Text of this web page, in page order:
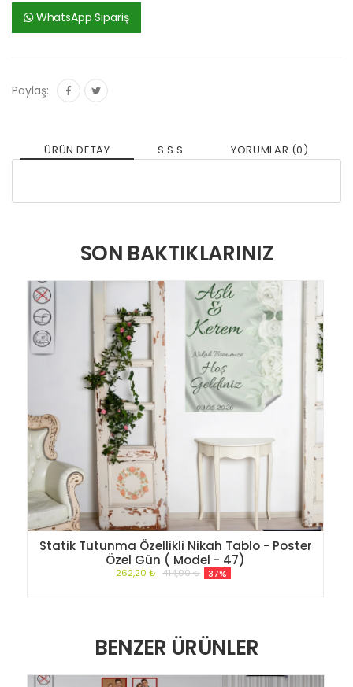
WhatsApp Sipariş
Paylaş:
ÜRÜN DETAY S.S.S YORUMLAR (0)
SON BAKTIKLARINIZ
Statik Tutunma Özellikli Nikah Tablo - Poster
Özel Gün ( Model - 47)
262,20 ₺ 414,00 ₺ 37%
BENZER ÜRÜNLER